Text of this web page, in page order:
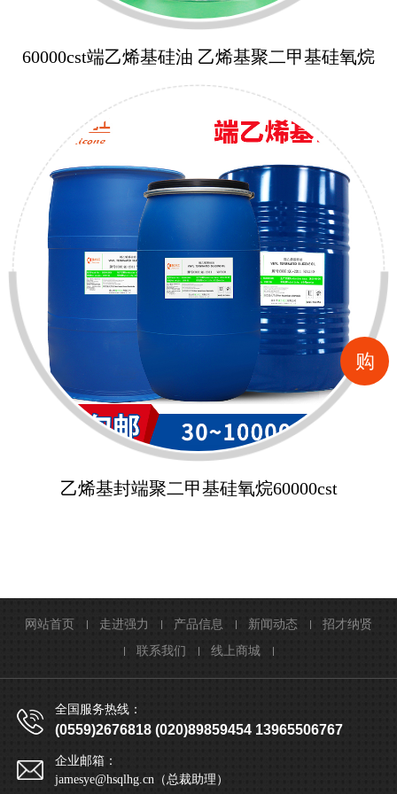
60000cst端乙烯基硅油 乙烯基聚二甲基硅氧烷
购
乙烯基封端聚二甲基硅氧烷60000cst
网站首页 走进强力 产品信息 新闻动态
招才纳贤
联系我们
线上商城
全国服务热线：
(0559)2676818 (020)89859454 13965506767
企业邮箱：
jamesye@hsqlhg.cn（总裁助理）